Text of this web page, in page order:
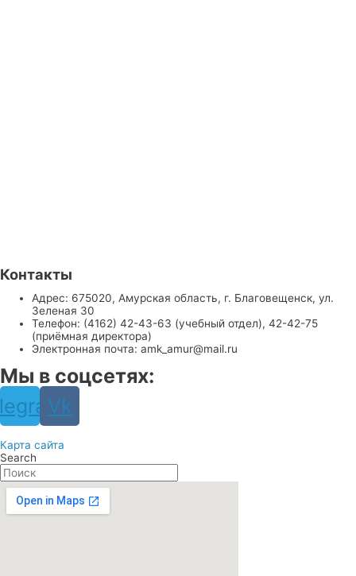
Контакты
Адрес: 675020, Амурская область, г. Благовещенск, ул.
Зеленая 30
Телефон: (4162) 42-43-63 (учебный отдел), 42-42-75
(приёмная директора)
Электронная почта: amk_amur@mail.ru
Мы в соцсетях:
Vk
Карта сайта
Search